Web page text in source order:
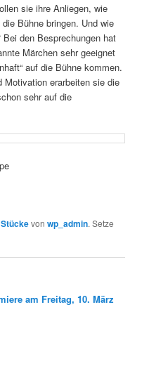
sie ihre Anliegen, wie
Bühne bringen. Und wie
den Besprechungen hat
Märchen sehr geeignet
auf die Bühne kommen.
erarbeiten sie die
sehr auf die
Stückevonwp_admin. Setze
am Freitag, 10. März